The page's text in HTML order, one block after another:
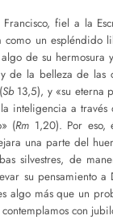
fiel a la
como un espléndido
de su hermosura
de la belleza de las
Sb 13,5), y «su eterna
inteligencia a través
(Rm 1,20). Por
una parte del
silvestres, de
su pensamiento a
algo más que un
con